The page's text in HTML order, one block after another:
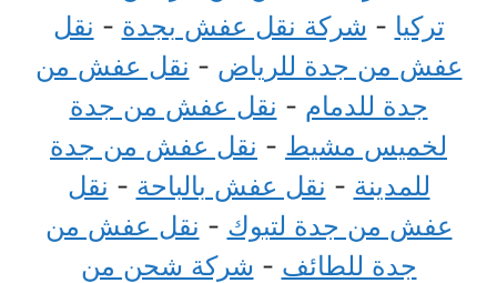
تركيا - شركة نقل عفش بجدة - نقل
عفش من جدة للرياض - نقل عفش من
جدة للدمام - نقل عفش من جدة
لخميس مشيط - نقل عفش من جدة
للمدينة - نقل عفش بالباحة - نقل
عفش من جدة لتبوك - نقل عفش من
جدة للطائف - شركة شحن من